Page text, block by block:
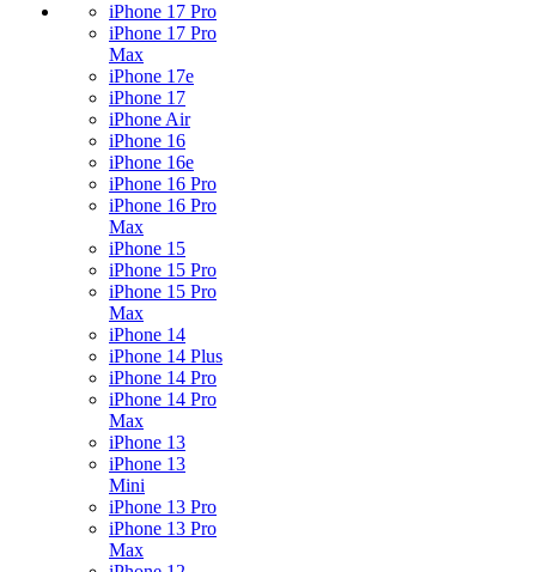
iPhone 17 Pro
iPhone 17 Pro
Max
iPhone 17e
iPhone 17
iPhone Air
iPhone 16
iPhone 16e
iPhone 16 Pro
iPhone 16 Pro
Max
iPhone 15
iPhone 15 Pro
iPhone 15 Pro
Max
iPhone 14
iPhone 14 Plus
iPhone 14 Pro
iPhone 14 Pro
Max
iPhone 13
iPhone 13
Mini
iPhone 13 Pro
iPhone 13 Pro
Max